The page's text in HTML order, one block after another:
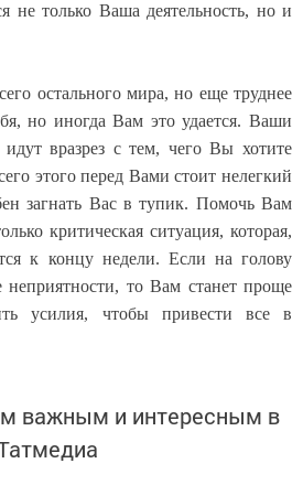
не только Ваша деятельность, но и
остального мира, но еще труднее
но иногда Вам это удается. Ваши
вразрез с тем, чего Вы хотите
этого перед Вами стоит нелегкий
загнать Вас в тупик. Помочь Вам
критическая ситуация, которая,
к концу недели. Если на голову
то Вам станет проще
усилия, чтобы привести все в
важным и интересным в